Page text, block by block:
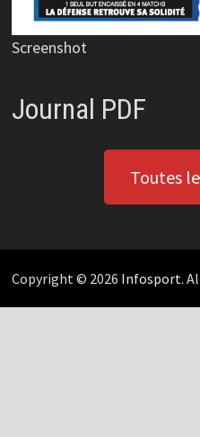
Screenshot
Journal PDF
Toutes
Copyright © 2026 Infosport.